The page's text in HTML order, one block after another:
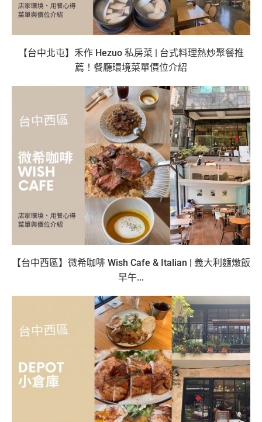
【台中北屯】禾作 Hezuo 私房菜 | 台式料理熱炒聚餐推
薦！餐廳環境菜單價位介紹
【台中西區】微希咖啡 Wish Cafe & Italian | 義大利麵燉飯
早午...